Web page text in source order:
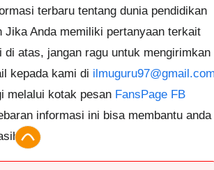
terbaru tentang dunia pendidikan
Jika Anda memiliki pertanyaan terkait
di atas, jangan ragu untuk mengirimkan
kepada kami di
melalui kotak pesan FansPage FB
informasi ini bisa membantu anda